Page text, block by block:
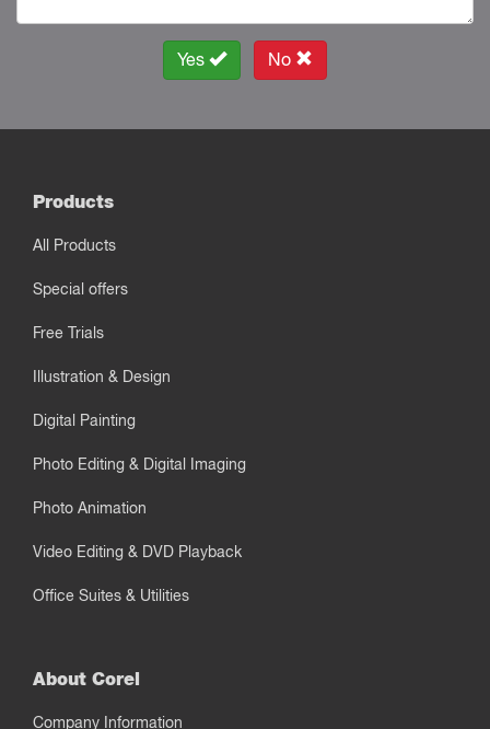
Yes No
Products
All Products
Special offers
Free Trials
Illustration & Design
Digital Painting
Photo Editing & Digital Imaging
Photo Animation
Video Editing & DVD Playback
Office Suites & Utilities
About Corel
Company Information